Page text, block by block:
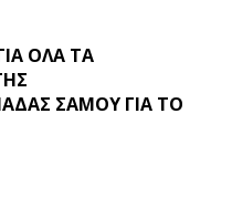
ΟΛΑ ΤΑ
ΣΑΜΟΥ ΓΙΑ ΤΟ